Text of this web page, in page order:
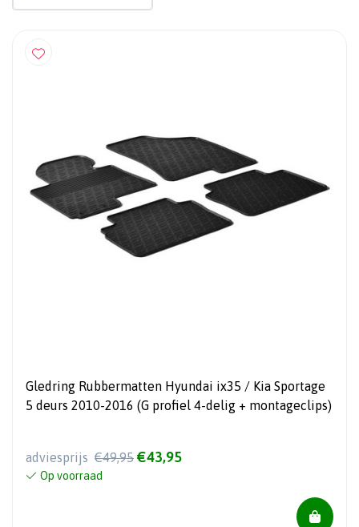
Gledring Rubbermatten Hyundai ix35 / Kia Sportage
5 deurs 2010-2016 (G profiel 4-delig + montageclips)
adviesprijs €49,95 €43,95
Op voorraad